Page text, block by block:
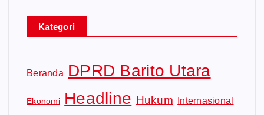
Kategori
Beranda DPRD Barito Utara
Ekonomi Headline Hukum Internasional